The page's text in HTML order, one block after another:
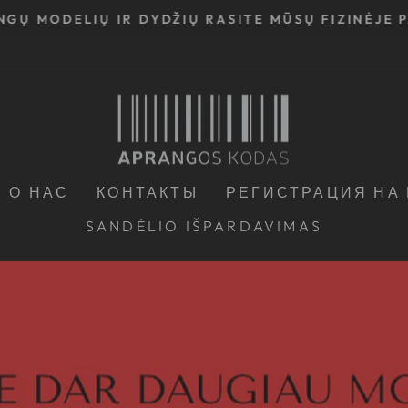
MODELIŲ IR DYDŽIŲ RASITE MŪSŲ FIZINĖJE
О НАС КОНТАКТЫ
РЕГИСТРАЦИЯ
SANDĖLIO IŠPARDAVIMAS